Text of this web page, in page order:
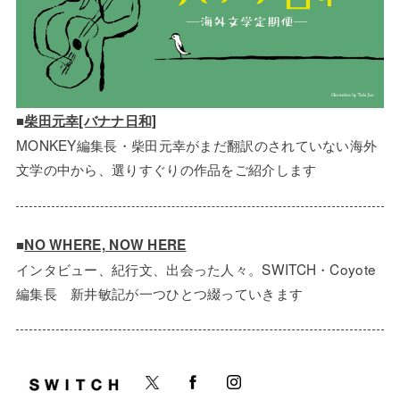
■柴田元幸[バナナ日和]
MONKEY編集長・柴田元幸がまだ翻訳のされていない海外
文学の中から、選りすぐりの作品をご紹介します
■NO WHERE, NOW HERE
インタビュー、紀行文、出会った人々。SWITCH・Coyote
編集長 新井敏記が一つひとつ綴っていきます